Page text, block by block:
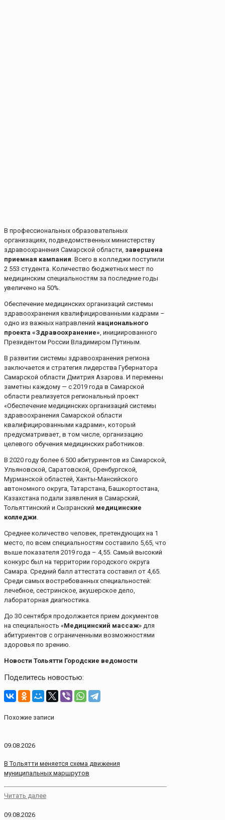
В профессиональных образовательных
организациях, подведомственных министерству
здравоохранения Самарской области, завершена
приемная кампания. Всего в колледжи поступили
2 553 студента. Количество бюджетных мест по
медицинским специальностям за последние годы
увеличено на 50%.
Обеспечение медицинских организаций системы
здравоохранения квалифицированными кадрами –
одно из важных направлений национального
проекта «Здравоохранение», инициированного
Президентом России Владимиром Путиным.
В развитии системы здравоохранения региона
заключается и стратегия лидерства Губернатора
Самарской области Дмитрия Азарова. И перемены
заметны каждому — с 2019 года в Самарской
области реализуется региональный проект
«Обеспечение медицинских организаций системы
здравоохранения Самарской области
квалифицированными кадрами», который
предусматривает, в том числе, организацию
целевого обучения медицинских работников.
В 2020 году более 6 500 абитуриентов из Самарской,
Ульяновской, Саратовской, Оренбургской,
Мурманской областей, Ханты-Мансийского
автономного округа, Татарстана, Башкортостана,
Казахстана подали заявления в Самарский,
Тольяттинский и Сызранский медицинские
колледжи.
Среднее количество человек, претендующих на 1
место, по всем специальностям составило 5,65, что
выше показателя 2019 года – 4,55. Самый высокий
конкурс был на территории городского округа
Самара. Средний балл аттестата составил от 4,65.
Среди самых востребованных специальностей:
лечебное, сестринское, акушерское дело,
лабораторная диагностика.
До 30 сентября продолжается прием документов
на специальность «Медицинский массаж» для
абитуриентов с ограниченными возможностями
здоровья по зрению.
Новости Тольятти Городские ведомости
Поделитесь новостью:
Похожие записи
09.08.2026
В Тольятти меняется схема движения
муниципальных маршрутов
Читать далее
09.08.2026